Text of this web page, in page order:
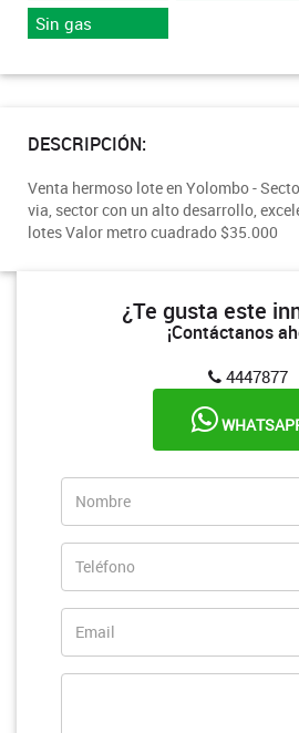
Sin gas
DESCRIPCIÓN:
Venta hermoso lote en Yolombo -
via, sector con un alto desarrollo,
lotes Valor metro cuadrado $35.000
¿Te gusta este
¡Contáctanos
4447877